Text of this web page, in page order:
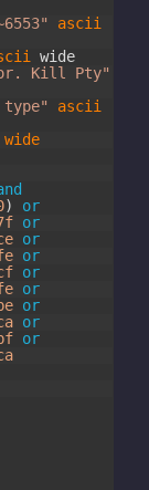
ascii
wide
Kill Pty"
type"
ascii
wide
)
or
or
or
or
or
or
or
or
or